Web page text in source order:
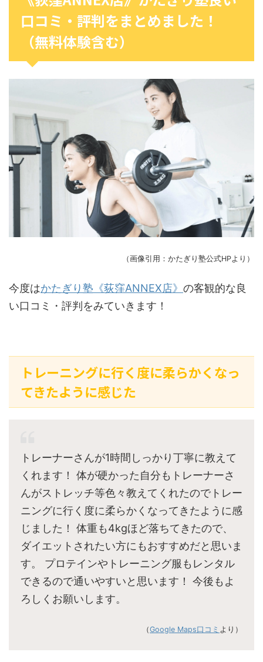
口コミ・評判をまとめました！
（無料体験含む）
（画像引用：かたぎり塾公式HPより）
今度はかたぎり塾《荻窪ANNEX店》 の客観的な良
い口コミ・評判をみていきます！
トレーニングに行く度に柔らかくなっ
てきたように感じた
トレーナーさんが1時間しっかり丁寧に教えて
くれます！ 体が硬かった自分もトレーナーさ
んがストレッチ等色々教えてくれたのでトレー
ニングに行く度に柔らかくなってきたように感
じました！ 体重も4kgほど落ちてきたので、
ダイエットされたい方にもおすすめだと思いま
す。 プロテインやトレーニング服もレンタル
できるので通いやすいと思います！ 今後もよ
ろしくお願いします。
（Google Maps口コミ より）